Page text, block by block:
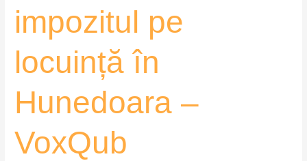
impozitul pe
locuință în
Hunedoara –
VoxQub